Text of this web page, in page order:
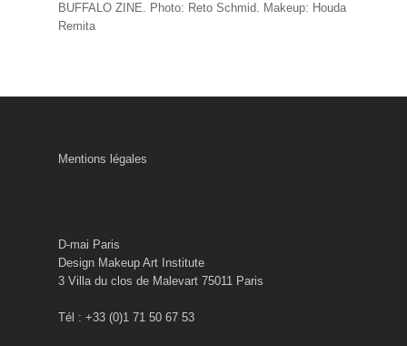
BUFFALO ZINE. Photo: Reto Schmid. Makeup: Houda
Remita
Mentions légales
D-mai Paris
Design Makeup Art Institute
3 Villa du clos de Malevart 75011 Paris
Tél : +33 (0)1 71 50 67 53